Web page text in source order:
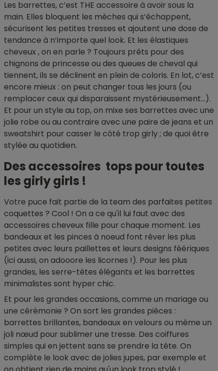
Les barrettes, c’est THE accessoire à avoir sous la
main. Elles bloquent les mèches qui s’échappent,
sécurisent les petites tresses et ajoutent une dose de
tendance à n’importe quel look. Et les élastiques
cheveux , on en parle ? Toujours prêts pour des
chignons de princesse ou des queues de cheval qui
tiennent, ils se déclinent en plein de coloris. En lot, c’est
encore mieux : on peut changer tous les jours (ou
remplacer ceux qui disparaissent mystérieusement…).
Et pour un style au top, on mixe ses barrettes avec une
jolie robe ou au contraire avec une paire de jeans et un
sweatshirt pour casser le côté trop girly ; de quoi être
stylée au quotidien.
Des accessoires tops pour toutes
les girly girls !
Votre puce fait partie de la team des parfaites petites
coquettes ? Cool ! On a ce qu'il lui faut avec des
accessoires cheveux fille pour chaque moment. Les
bandeaux et les pinces à noeud font rêver les plus
petites avec leurs paillettes et leurs designs féériques
(ici aussi, on adooore les licornes !). Pour les plus
grandes, les serre-têtes élégants et les barrettes
minimalistes sont hyper chic.
Et pour les grandes occasions, comme un mariage ou
une cérémonie ? On sort les grandes pièces :
barrettes brillantes, bandeaux en velours ou même un
joli nœud pour sublimer une tresse. Des coiffures
simples qui en jettent sans se prendre la tête. On
complète le look avec de jolies jupes, par exemple et